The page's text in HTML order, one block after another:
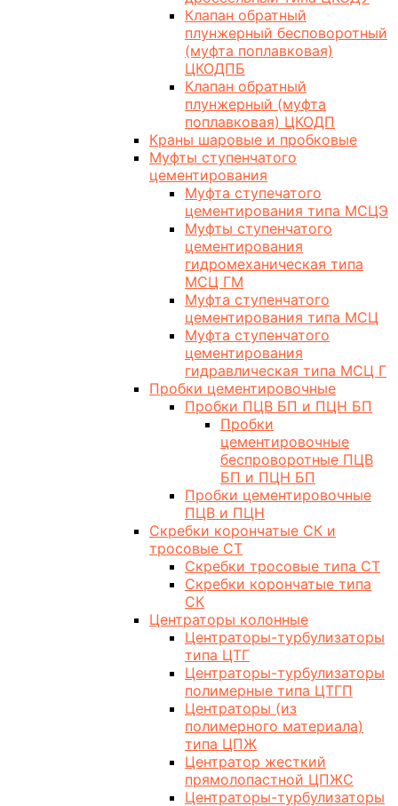
Клапан обратный
плунжерный бесповоротный
(муфта поплавковая)
ЦКОДПБ
Клапан обратный
плунжерный (муфта
поплавковая) ЦКОДП
Краны шаровые и пробковые
Муфты ступенчатого
цементирования
Муфта ступечатого
цементирования типа МСЦЭ
Муфты ступенчатого
цементирования
гидромеханическая типа
МСЦ ГМ
Муфта ступенчатого
цементирования типа МСЦ
Муфта ступенчатого
цементирования
гидравлическая типа МСЦ Г
Пробки цементировочные
Пробки ПЦВ БП и ПЦН БП
Пробки
цементировочные
беспроворотные ПЦВ
БП и ПЦН БП
Пробки цементировочные
ПЦВ и ПЦН
Скребки корончатые СК и
тросовые СТ
Скребки тросовые типа СТ
Скребки корончатые типа
СК
Центраторы колонные
Центраторы-турбулизаторы
типа ЦТГ
Центраторы-турбулизаторы
полимерные типа ЦТГП
Центраторы (из
полимерного материала)
типа ЦПЖ
Центратор жесткий
прямолопастной ЦПЖС
Центраторы-турбулизаторы